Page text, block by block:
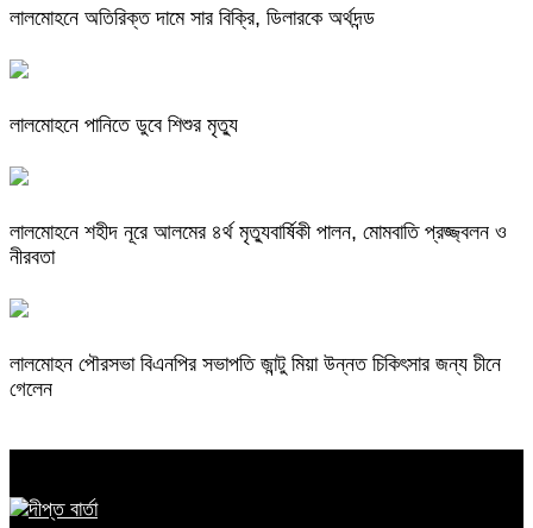
লালমোহনে অতিরিক্ত দামে সার বিক্রি, ডিলারকে অর্থদন্ড
লালমোহনে পানিতে ডুবে শিশুর মৃত্যু
লালমোহনে শহীদ নূরে আলমের ৪র্থ মৃত্যুবার্ষিকী পালন, মোমবাতি প্রজ্জ্বলন ও
নীরবতা
লালমোহন পৌরসভা বিএনপির সভাপতি জান্টু মিয়া উন্নত চিকিৎসার জন্য চীনে
গেলেন